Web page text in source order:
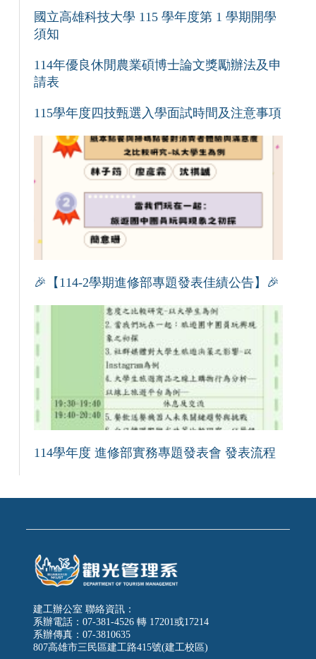
國立高雄科技大學 115 學年度第 1 學期開學
須知
114年優良休閒農業碩博士論文獎勵辦法及申
請表
115學年度四技甄選入學面試時間及注意事項
🎉【114-2學期進修部專題發表佳績公告】🎉
114學年度 進修部實務專題發表會 發表流程
建工辦公室 聯絡資訊：
系辦電話：07-381-4526 轉 17201或17214
系辦傳真：07-3810635
807高雄市三民區建工路415號(建工校區)